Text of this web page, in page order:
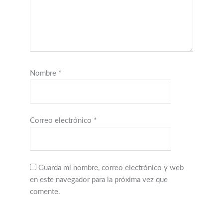
Nombre *
Correo electrónico *
Guarda mi nombre, correo electrónico y web
en este navegador para la próxima vez que
comente.